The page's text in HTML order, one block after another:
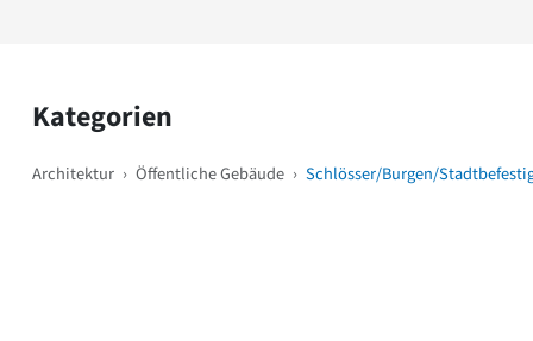
Kategorien
Architektur › Öffentliche Gebäude › Schlösser/Burgen/